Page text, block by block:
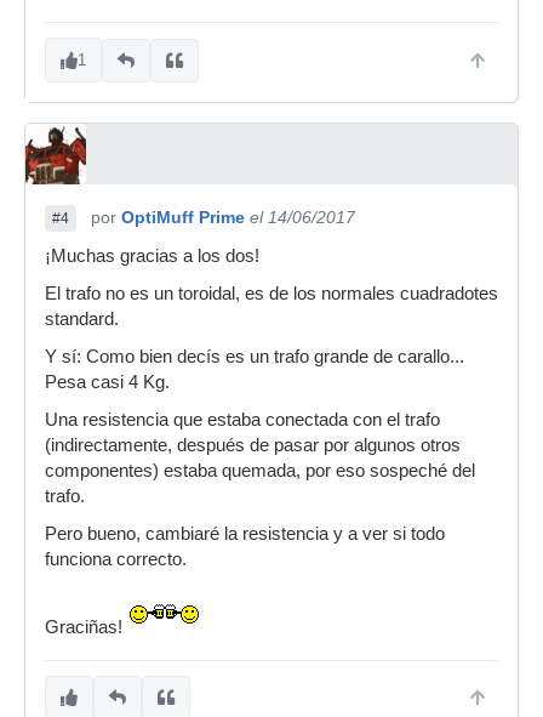
1
#4 por OptiMuff Prime el 14/06/2017
¡Muchas gracias a los dos!
El trafo no es un toroidal, es de los normales cuadradotes
standard.
Y sí: Como bien decís es un trafo grande de carallo...
Pesa casi 4 Kg.
Una resistencia que estaba conectada con el trafo
(indirectamente, después de pasar por algunos otros
componentes) estaba quemada, por eso sospeché del
trafo.
Pero bueno, cambiaré la resistencia y a ver si todo
funciona correcto.
Graciñas!